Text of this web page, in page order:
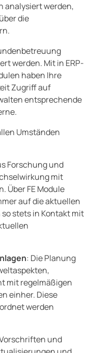
analysiert werden,
die
werden. Mit in ERP-
haben Ihre
Zugriff auf
entsprechende
Umständen
Forschung und
mit
Über FE Module
auf die aktuellen
stets in Kontakt mit
: Die Planung
mit regelmäßigen
einher. Diese
werden
und